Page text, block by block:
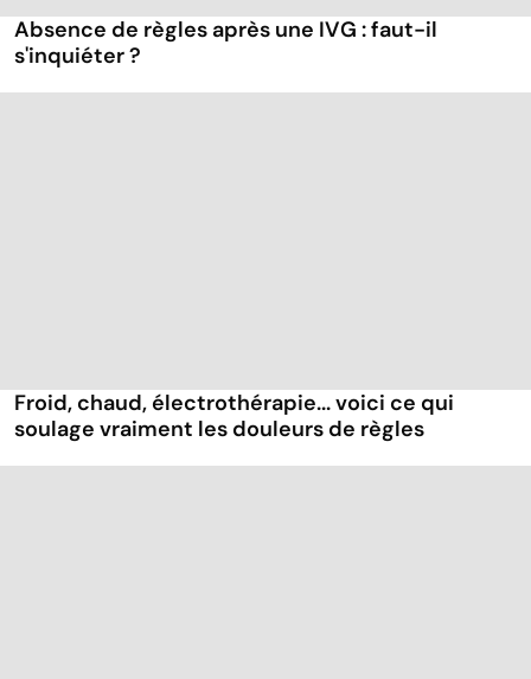
Absence de règles après une IVG : faut-il
s'inquiéter ?
Froid, chaud, électrothérapie... voici ce qui
soulage vraiment les douleurs de règles